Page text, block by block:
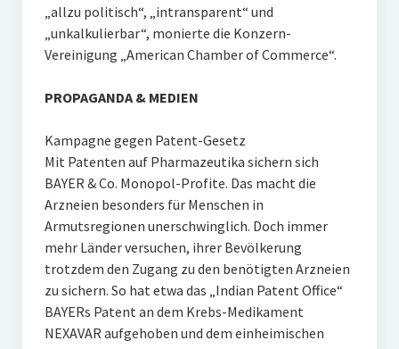
„allzu politisch“, „intransparent“ und
„unkalkulierbar“, monierte die Konzern-
Vereinigung „American Chamber of Commerce“.
PROPAGANDA & MEDIEN
Kampagne gegen Patent-Gesetz
Mit Patenten auf Pharmazeutika sichern sich
BAYER & Co. Monopol-Profite. Das macht die
Arzneien besonders für Menschen in
Armutsregionen unerschwinglich. Doch immer
mehr Länder versuchen, ihrer Bevölkerung
trotzdem den Zugang zu den benötigten Arzneien
zu sichern. So hat etwa das „Indian Patent Office“
BAYERs Patent an dem Krebs-Medikament
NEXAVAR aufgehoben und dem einheimischen